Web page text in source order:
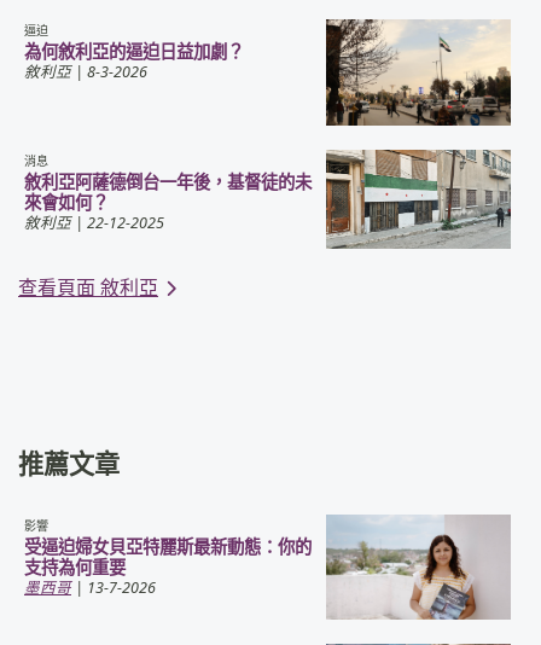
逼迫
為何敘利亞的逼迫日益加劇？
敘利亞| 8-3-2026
消息
敘利亞阿薩德倒台一年後，基督徒的未
來會如何？
敘利亞| 22-12-2025
查看頁面 敘利亞
推薦文章
影響
受逼迫婦女貝亞特麗斯最新動態：你的
支持為何重要
墨西哥| 13-7-2026